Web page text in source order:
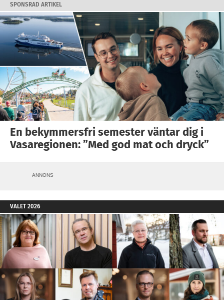
SPONSRAD ARTIKEL
En bekymmersfri semester väntar dig i
Vasaregionen: ”Med god mat och dryck”
ANNONS
VALET 2026